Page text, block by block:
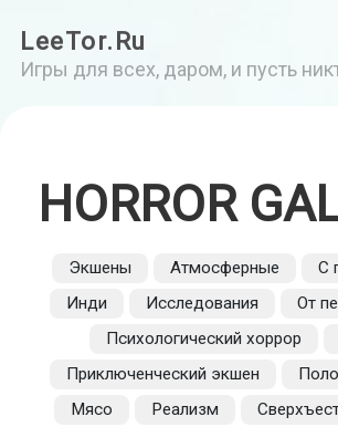
LeeTor.Ru
Игры для всех, даром, и пусть
HORROR
Экшены Атмосферные
С
Инди
Исследования
От
Психологический хоррор
Приключенческий экшен
Мясо
Реализм